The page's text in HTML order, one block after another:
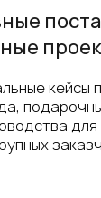
кейсы
для